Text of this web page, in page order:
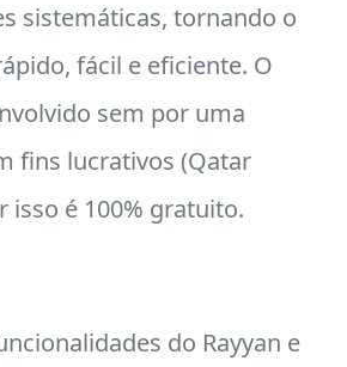
sistemáticas, tornando o
fácil e eficiente. O
sem por uma
fins lucrativos (Qatar
isso é 100% gratuito.
do Rayyan e